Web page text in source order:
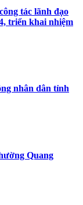
tác lãnh đạo
triển khai nhiệm
nhân dân tỉnh
Quang